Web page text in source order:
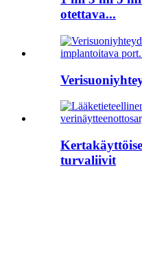
otettava...
turvaliivit